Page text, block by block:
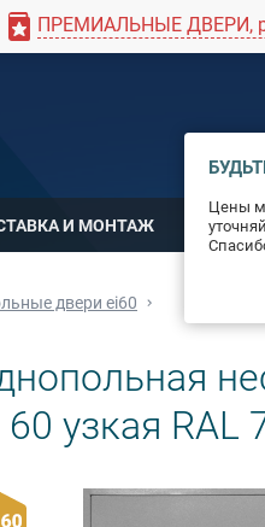
ПРЕМИАЛЬНЫЕ ДВЕРИ,
И МОНТАЖ
Цены
двери ei60
60 узкая RAL